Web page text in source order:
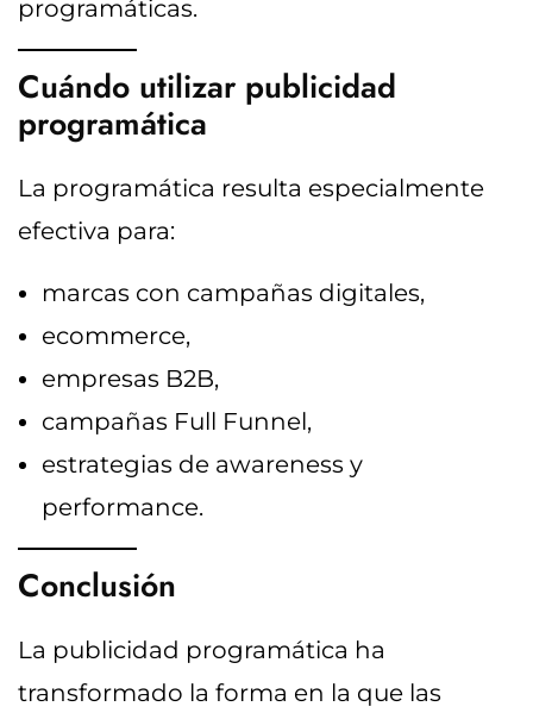
programáticas.
Cuándo utilizar publicidad
programática
La programática resulta especialmente
efectiva para:
marcas con campañas digitales,
ecommerce,
empresas B2B,
campañas Full Funnel,
estrategias de awareness y
performance.
Conclusión
La publicidad programática ha
transformado la forma en la que las